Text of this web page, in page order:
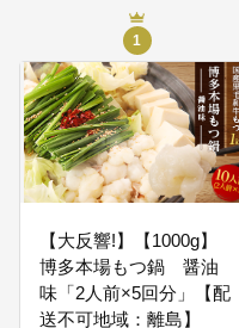
05
1
【大反響!】【1000g】
博多本場もつ鍋 醤油
味「2人前×5回分」【配
送不可地域：離島】